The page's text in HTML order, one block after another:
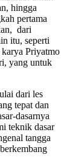
hingga
pertama
dari
itu, seperti
karya Priyatmo
yang untuk
dari les
tepat dan
dasarnya
teknik dasar
tangga